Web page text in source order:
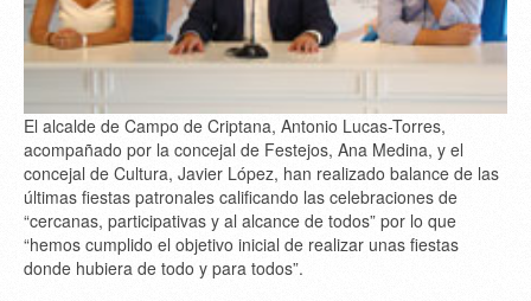
El alcalde de Campo de Criptana, Antonio Lucas-Torres,
acompañado por la concejal de Festejos, Ana Medina, y el
concejal de Cultura, Javier López, han realizado balance de las
últimas fiestas patronales calificando las celebraciones de
“cercanas, participativas y al alcance de todos” por lo que
“hemos cumplido el objetivo inicial de realizar unas fiestas
donde hubiera de todo y para todos”.